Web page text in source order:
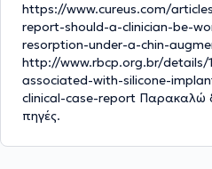
https://www.cureus.com/
report-should-a-clinician-be-
resorption-under-a-chin-
http://www.rbcp.org.br/
associated-with-silicone-
clinical-case-report Παρακαλώ
πηγές.